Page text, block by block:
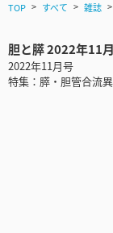
TOP すべて 雑誌
胆と膵 2022年11
2022年11月号
特集：膵・胆管合流